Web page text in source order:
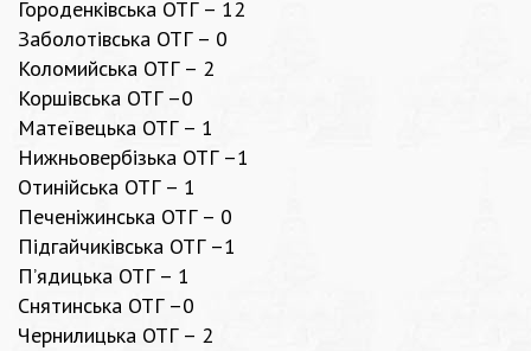
Городенківська ОТГ – 12
Заболотівська ОТГ – 0
Коломийська ОТГ – 2
Коршівська ОТГ –0
Матеївецька ОТГ – 1
Нижньовербізька ОТГ –1
Отинійська ОТГ – 1
Печеніжинська ОТГ – 0
Підгайчиківська ОТГ –1
П’ядицька ОТГ – 1
Снятинська ОТГ –0
Чернилицька ОТГ – 2